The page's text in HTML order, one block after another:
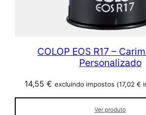
COLOP EOS R17 –
Personalizado
14,55 € excluindo impostos (17,02 €
Ver produto